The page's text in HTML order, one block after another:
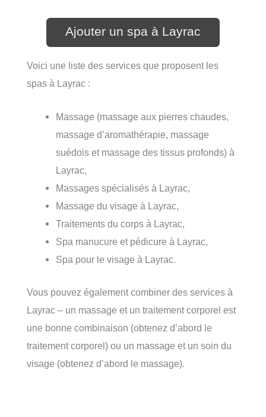
Ajouter un spa à Layrac
Voici une liste des services que proposent les
spas à Layrac :
Massage (massage aux pierres chaudes,
massage d’aromathérapie, massage
suédois et massage des tissus profonds) à
Layrac,
Massages spécialisés à Layrac,
Massage du visage à Layrac,
Traitements du corps à Layrac,
Spa manucure et pédicure à Layrac,
Spa pour le visage à Layrac.
Vous pouvez également combiner des services à
Layrac – un massage et un traitement corporel est
une bonne combinaison (obtenez d’abord le
traitement corporel) ou un massage et un soin du
visage (obtenez d’abord le massage).